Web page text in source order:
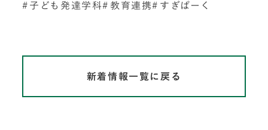
子ども発達学科 教育連携 すぎぱーく
新着情報一覧に戻る